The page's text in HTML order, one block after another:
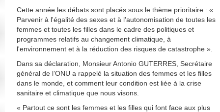
Cette année les débats sont placés sous le thème prioritaire : «
Parvenir à l'égalité des sexes et à l'autonomisation de toutes les
femmes et toutes les filles dans le cadre des politiques et
programmes relatifs au changement climatique, à
l'environnement et à la réduction des risques de catastrophe ».
Dans sa déclaration, Monsieur Antonio GUTERRES, Secrétaire
général de l’ONU a rappelé la situation des femmes et les filles
dans le monde, et comment leur condition est liée à la crise
sanitaire et climatique que nous visons.
« Partout ce sont les femmes et les filles qui font face aux plus